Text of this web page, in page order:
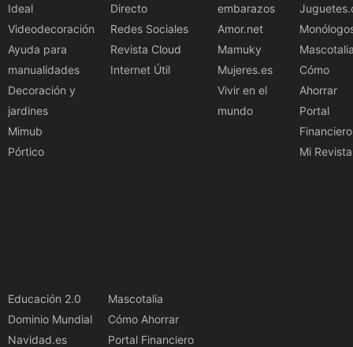
Ideal
Videodecoración
Ayuda para
manualidades
Decoración y
jardines
Mimub
Pórtico
Directo
Redes Sociales
Revista Cloud
Internet Útil
embarazos
Amor.net
Mamuky
Mujeres.es
Vivir en el
mundo
Cómo
Ahorrar
Portal
Financiero
Mi Revista
Educación 2.0
Dominio Mundial
Navidad.es
Mascotalia
Cómo Ahorrar
Portal Financiero